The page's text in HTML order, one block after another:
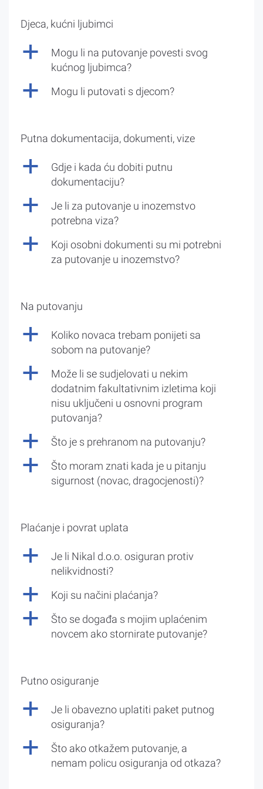
Djeca, kućni ljubimci
a
Mogu li na putovanje povesti svog
kućnog ljubimca?
a Mogu li putovati s djecom?
Putna dokumentacija, dokumenti, vize
a
Gdje i kada ću dobiti putnu
dokumentaciju?
a
Je li za putovanje u inozemstvo
potrebna viza?
a
Koji osobni dokumenti su mi potrebni
za putovanje u inozemstvo?
Na putovanju
a
Koliko novaca trebam ponijeti sa
sobom na putovanje?
a
Može li se sudjelovati u nekim
dodatnim fakultativnim izletima koji
nisu uključeni u osnovni program
putovanja?
a Što je s prehranom na putovanju?
a
Što moram znati kada je u pitanju
sigurnost (novac, dragocjenosti)?
Plaćanje i povrat uplata
a
Je li Nikal d.o.o. osiguran protiv
nelikvidnosti?
a Koji su načini plaćanja?
a
Što se događa s mojim uplaćenim
novcem ako stornirate putovanje?
Putno osiguranje
a
Je li obavezno uplatiti paket putnog
osiguranja?
a
Što ako otkažem putovanje, a
nemam policu osiguranja od otkaza?